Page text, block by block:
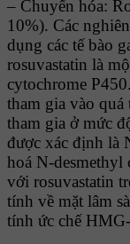
– Chuyển hóa:
10%). Các
dụng các tế bào
rosuvastatin là
cytochrome
tham gia vào
tham gia ở mức
được xác định là
hoá N-desmethyl
với rosuvastatin
tính về mặt lâm
tính ức chế